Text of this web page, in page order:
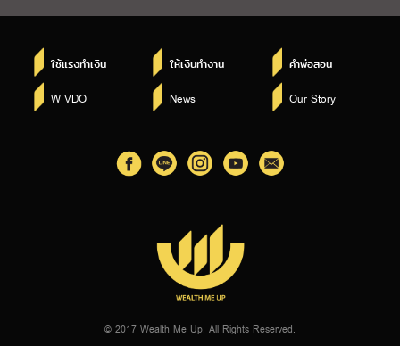
ใช้แรงทำเงิน ให้เงินทำงาน คำพ่อสอน
W VDO News Our Story
© 2017 Wealth Me Up. All Rights Reserved.